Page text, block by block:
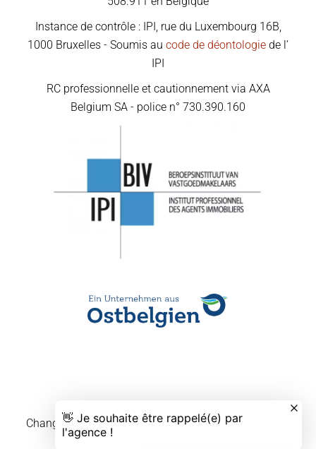
Instance de contrôle : IPI, rue du Luxembourg 16B,
1000 Bruxelles - Soumis au code de déontologie de l’
IPI
RC professionnelle et cautionnement via AXA
Belgium SA - police n° 730.390.160
Changer ses préférences cookies Design by